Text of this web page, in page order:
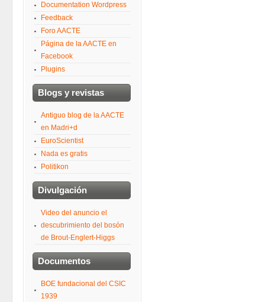
Documentation Wordpress
Feedback
Foro AACTE
Página de la AACTE en
Facebook
Plugins
Blogs y revistas
Antiguo blog de la AACTE
en Madri+d
EuroScientist
Nada es gratis
Politikon
Divulgación
Video del anuncio el
descubrimiento del bosón
de Brout-Englert-Higgs
Documentos
BOE fundacional del CSIC
1939